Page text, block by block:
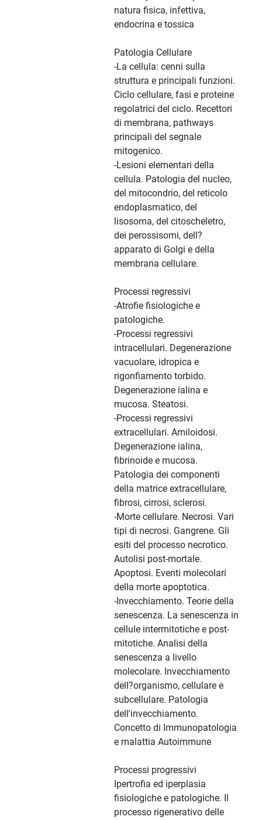
natura fisica, infettiva,
endocrina e tossica
Patologia Cellulare
-La cellula: cenni sulla
struttura e principali funzioni.
Ciclo cellulare, fasi e proteine
regolatrici del ciclo. Recettori
di membrana, pathways
principali del segnale
mitogenico.
-Lesioni elementari della
cellula. Patologia del nucleo,
del mitocondrio, del reticolo
endoplasmatico, del
lisosoma, del citoscheletro,
dei perossisomi, dell?
apparato di Golgi e della
membrana cellulare.
Processi regressivi
-Atrofie fisiologiche e
patologiche.
-Processi regressivi
intracellulari. Degenerazione
vacuolare, idropica e
rigonfiamento torbido.
Degenerazione ialina e
mucosa. Steatosi.
-Processi regressivi
extracellulari. Amiloidosi.
Degenerazione ialina,
fibrinoide e mucosa.
Patologia dei componenti
della matrice extracellulare,
fibrosi, cirrosi, sclerosi.
-Morte cellulare. Necrosi. Vari
tipi di necrosi. Gangrene. Gli
esiti del processo necrotico.
Autolisi post-mortale.
Apoptosi. Eventi molecolari
della morte apoptotica.
-Invecchiamento. Teorie della
senescenza. La senescenza in
cellule intermitotiche e post-
mitotiche. Analisi della
senescenza a livello
molecolare. Invecchiamento
dell?organismo, cellulare e
subcellulare. Patologia
dell'invecchiamento.
Concetto di Immunopatologia
e malattia Autoimmune
Processi progressivi
Ipertrofia ed iperplasia
fisiologiche e patologiche. Il
processo rigenerativo delle